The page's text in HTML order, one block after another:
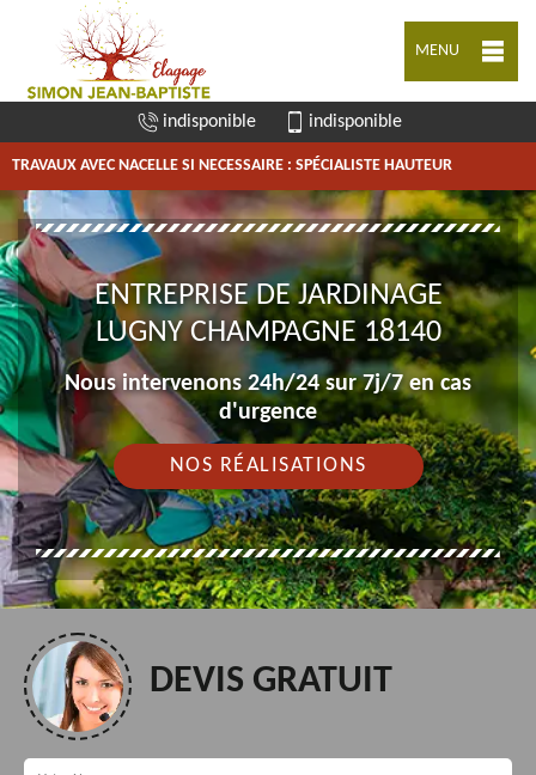
MENU
indisponible indisponible
TRAVAUX AVEC NACELLE SI NECESSAIRE : SPÉCIALISTE HAUTEUR
ENTREPRISE DE JARDINAGE
LUGNY CHAMPAGNE 18140
Nous intervenons 24h/24 sur 7j/7 en cas
d'urgence
NOS RÉALISATIONS
DEVIS GRATUIT